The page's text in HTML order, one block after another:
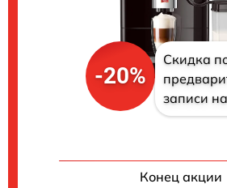
-20%
Скидка
записи
Конец акции